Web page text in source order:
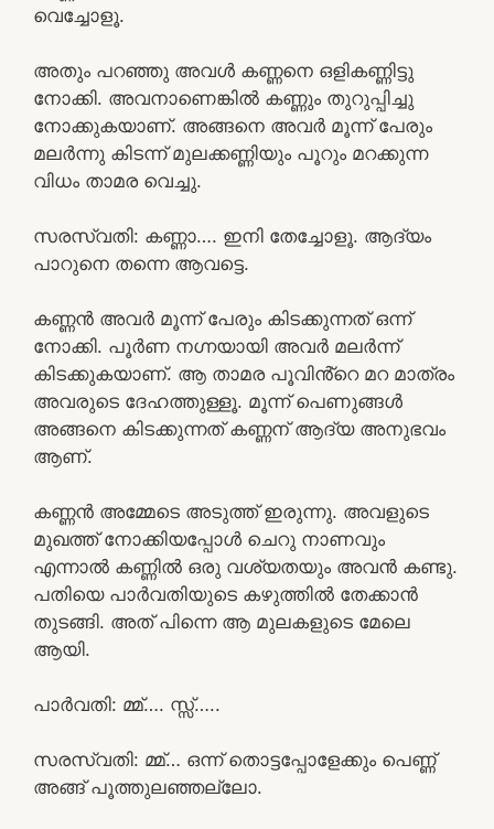
വെച്ചോളൂ.
അതും പറഞ്ഞു അവൾ കണ്ണനെ ഒളികണ്ണിട്ടു
നോക്കി. അവനാണെങ്കിൽ കണ്ണും തുറുപ്പിച്ചു
നോക്കുകയാണ്. അങ്ങനെ അവർ മൂന്ന് പേരും
മലർന്നു കിടന്ന് മുലക്കണ്ണിയും പൂറും മറക്കുന്ന
വിധം താമര വെച്ചു.
സരസ്വതി: കണ്ണാ…. ഇനി തേച്ചോളൂ. ആദ്യം
പാറുനെ തന്നെ ആവട്ടെ.
കണ്ണൻ അവർ മൂന്ന് പേരും കിടക്കുന്നത് ഒന്ന്
നോക്കി. പൂർണ നഗ്നയായി അവർ മലർന്ന്
കിടക്കുകയാണ്. ആ താമര പൂവിൻ്റെ മറ മാത്രം
അവരുടെ ദേഹത്തുള്ളൂ. മൂന്ന് പെണുങ്ങൾ
അങ്ങനെ കിടക്കുന്നത് കണ്ണന് ആദ്യ അനുഭവം
ആണ്.
കണ്ണൻ അമ്മേടെ അടുത്ത് ഇരുന്നു. അവളുടെ
മുഖത്ത് നോക്കിയപ്പോൾ ചെറു നാണവും
എന്നാൽ കണ്ണിൽ ഒരു വശ്യതയും അവൻ കണ്ടു.
പതിയെ പാർവതിയുടെ കഴുത്തിൽ തേക്കാൻ
തുടങ്ങി. അത് പിന്നെ ആ മുലകളുടെ മേലെ
ആയി.
പാർവതി: മ്മ്…. സ്സ്‌…..
സരസ്വതി: മ്മ്… ഒന്ന് തൊട്ടപ്പോളേക്കും പെണ്ണ്
അങ്ങ് പൂത്തുലഞ്ഞല്ലോ.